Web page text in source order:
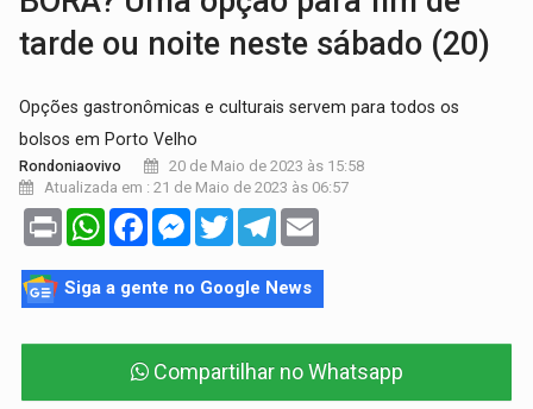
tarde ou noite neste sábado (20)
Opções gastronômicas e culturais servem para todos os
bolsos em Porto Velho
Rondoniaovivo
20 de Maio de 2023 às 15:58
Atualizada em : 21 de Maio de 2023 às 06:57
Print WhatsAppFacebookMessenger
TwitterTelegram
Siga a gente no Google News
Compartilhar no Whatsapp